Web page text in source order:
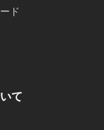
ド
て